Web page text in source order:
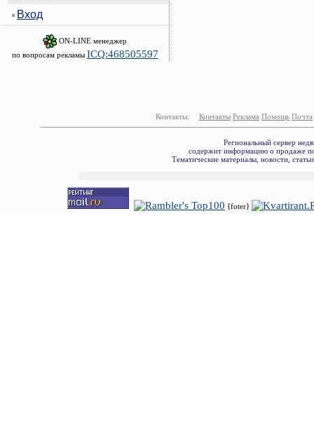
Вход
ON-LINE менеджер
по вопросам рекламы ICQ:468505597
Контакты: Контакты Реклама Помощь Почта
Региональный сервер
содержит информацию о продаже
Тематические материалы, новости,
{foter}